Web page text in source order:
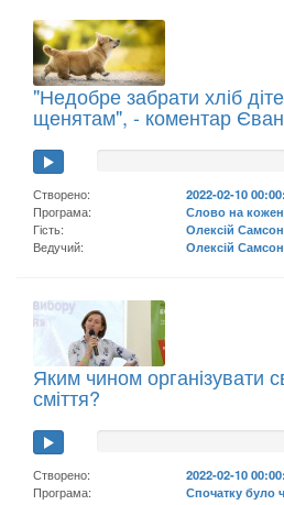
"Недобре забрати хліб
щенятам", - коментар
Створено:
2022-02-10
Програма:
Слово на
Гість:
Олексій
Ведучий:
Олексій
Яким чином організувати
сміття?
Створено:
2022-02-10
Програма:
Спочатку було